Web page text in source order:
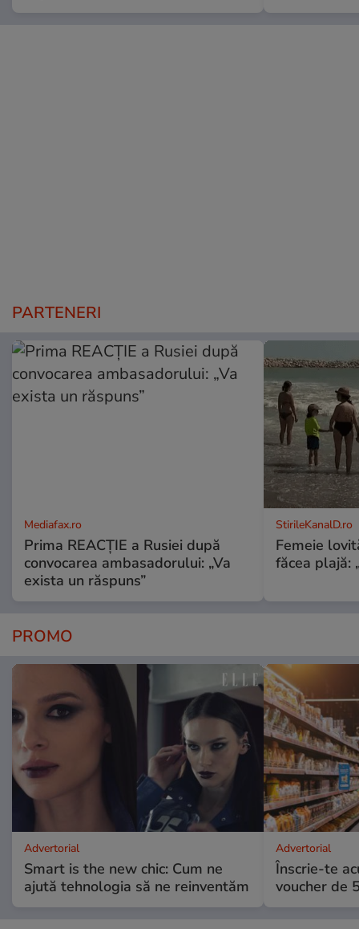
PARTENERI
Mediafax.ro
Prima REACȚIE a Rusiei după
convocarea ambasadorului: „Va
exista un răspuns”
StirileKanalD.ro
Femeie
făcea plajă:
PROMO
Advertorial
Smart is the new chic: Cum ne
ajută tehnologia să ne reinventăm
Advertorial
Înscrie-te
voucher de